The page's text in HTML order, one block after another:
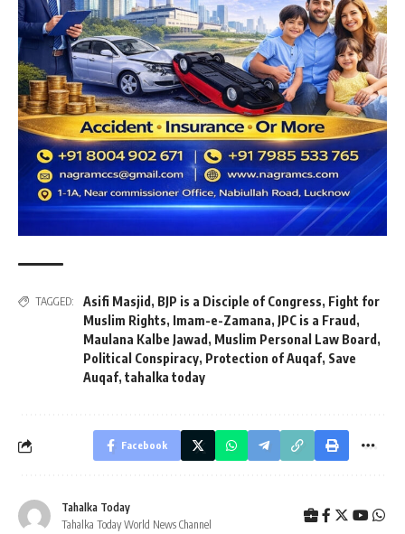
TAGGED: Asifi Masjid, BJP is a Disciple of Congress, Fight for
Muslim Rights, Imam-e-Zamana, JPC is a Fraud,
Maulana Kalbe Jawad, Muslim Personal Law Board,
Political Conspiracy, Protection of Auqaf, Save
Auqaf, tahalka today
Facebook
Tahalka Today
Tahalka Today World News Channel